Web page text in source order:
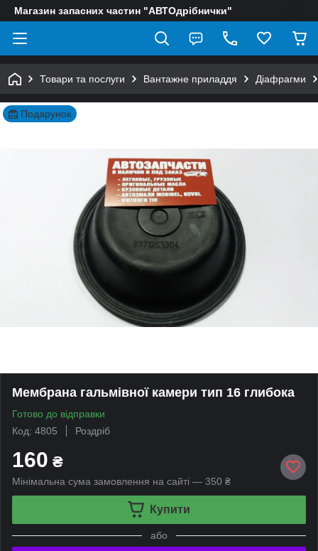
Магазин запасних частин "АВТОдрібнички"
Товари та послуги Вантажне приладдя Діафрагми
Подарунок
Мембрана гальмівної камери тип 16 глибока
Готово до відправки
Код: 4805
Роздріб
160 ₴
Мінімальна сума замовлення на сайті — 350 ₴
Купити
або